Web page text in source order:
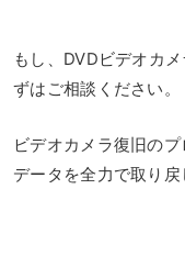
もし、DVDビデオカ
ずはご相談ください。
ビデオカメラ復旧の
データを全力で取り戻